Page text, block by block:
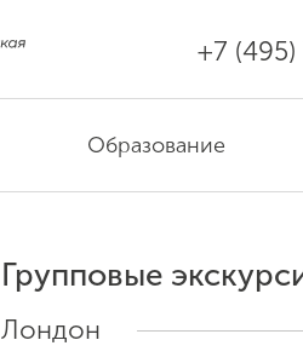
+7
Образование
Групповые
Лондон